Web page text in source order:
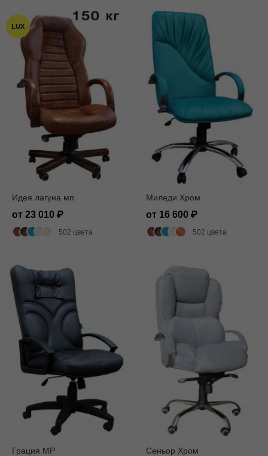
LUX
Идея лагуна мп
от 23 010
502 цвета
Миледи Хром
от 16 600
502 цвета
Грация MP Сеньор Хром